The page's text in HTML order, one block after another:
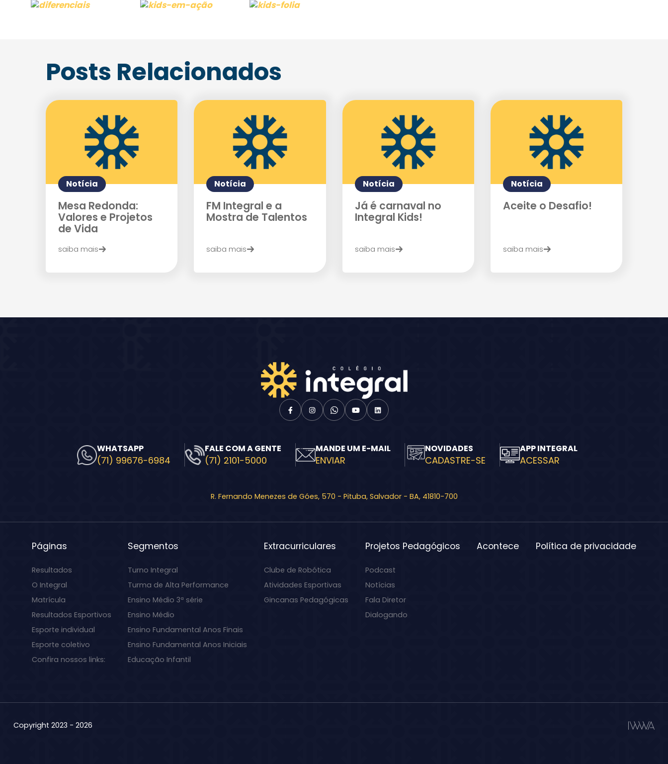
Posts Relacionados
Notícia
Mesa Redonda:
Valores e Projetos
de Vida
saiba mais
Notícia
FM Integral e a
Mostra de Talentos
saiba mais
Notícia
Já é carnaval no
Integral Kids!
saiba mais
Notícia
Aceite o Desafio!
saiba mais
WHATSAPP
(71) 99676-6984
FALE COM A GENTE
(71) 2101-5000
MANDE UM E-MAIL
ENVIAR
NOVIDADES
CADASTRE-SE
APP INTEGRAL
ACESSAR
R. Fernando Menezes de Góes, 570 - Pituba, Salvador - BA, 41810-700
Páginas
Resultados
O Integral
Matrícula
Resultados Esportivos
Esporte individual
Esporte coletivo
Confira nossos links:
Segmentos
Turno Integral
Turma de Alta Performance
Ensino Médio 3ª série
Ensino Médio
Ensino Fundamental Anos Finais
Ensino Fundamental Anos Iniciais
Educação Infantil
Extracurriculares
Clube de Robótica
Atividades Esportivas
Gincanas Pedagógicas
Projetos Pedagógicos
Podcast
Notícias
Fala Diretor
Dialogando
Acontece Política de privacidade
Copyright 2023 - 2026